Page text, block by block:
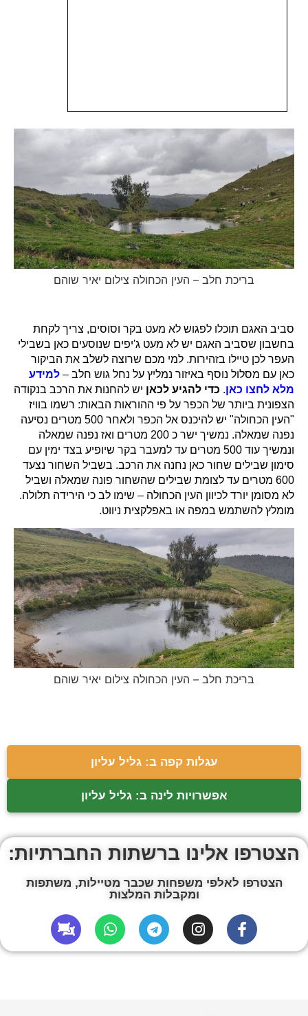
בריכת חלב – העין הכחולה צילום יאיר שוהם
סביב האגם תוכלו לפגוש לא מעט בקר וסוסים, צריך לקחת
בחשבון שסביב האגם יש לא מעט ג'יפים שנוסעים כאן בשבילי
העפר לכן טיילו בזהירות. למי מכם שרוצה לשלב את הביקור
כאן עם מסלול נוסף באיזור נמליץ על נחל גוש חלב – למידע
מלא לחצו כאן. כדי להגיע לכאן יש להחנות את הרכב בנקודה
הצפונית ביותר של הכפר על פי ההוראות הבאות: רשמו בוויז
"העין הכחולה" יש להיכנס אל הכפר ולאחר 500 מטרים נסיעה
נפנה שמאלה. נמשיך ישר כ 200 מטרים ואז נפנה שמאלה
ונמשיך עוד 500 מטרים עד למעבר בקר שיופיע בצד ימין עם
סימון שבילים שחור כאן נחנה את הרכב. בשביל השחור נצעד
600 מטרים עד לצומת שבילים שהשחור פונה שמאלה ושביל
לא מסומן יורד לכיוון העין הכחולה – שימו לב כי הירידה תלולה.
מומלץ להשתמש במפה או באפלקצית ניווט.
בריכת חלב – העין הכחולה צילום יאיר שוהם
עגלות קפה ב: גליל עליון
אפשרויות לינה ב: גליל עליון
הצטרפו אלינו ברשתות החברתיות:
הצטרפו לאלפי משפחות שכבר מטיילות, משתפות
ומקבלות המלצות